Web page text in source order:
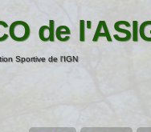
de
Sportive de l'IGN